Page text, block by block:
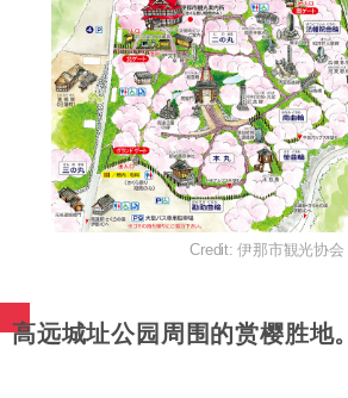
Credit: 伊那市観光协会
高远城址公园周围的赏樱胜地。